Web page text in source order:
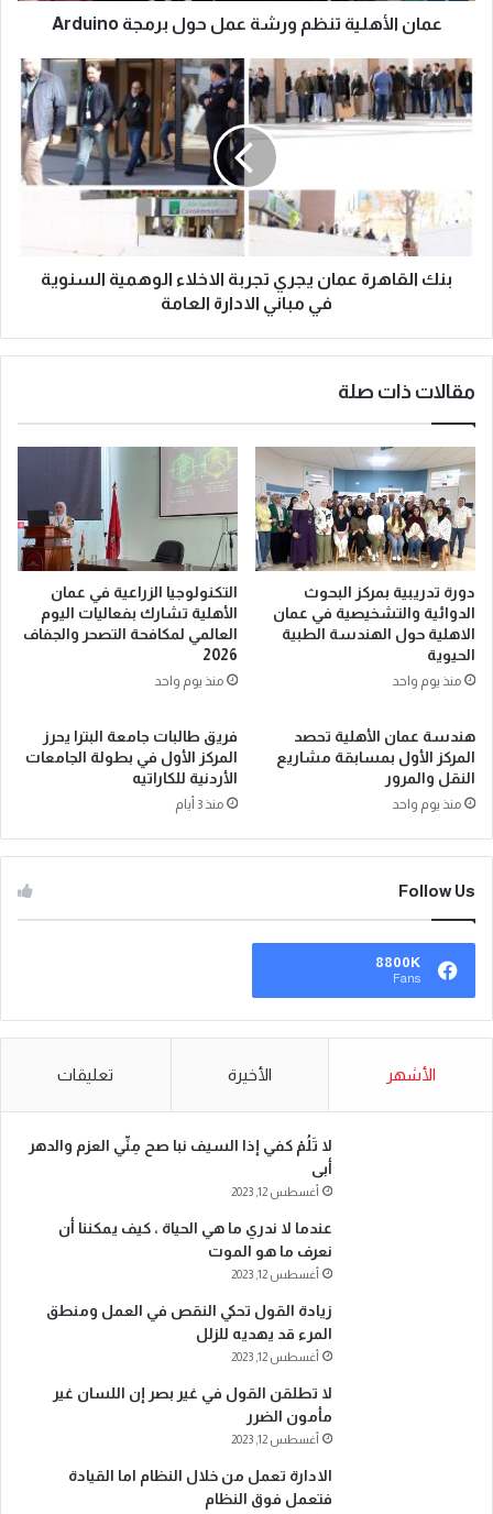
عمان الأهلية تنظم ورشة عمل حول برمجة Arduino
بنك القاهرة عمان يجري تجربة الاخلاء الوهمية السنوية
في مباني الادارة العامة
مقالات ذات صلة
دورة تدريبية بمركز البحوث
الدوائية والتشخيصية في عمان
الاهلية حول الهندسة الطبية
الحيوية
منذ يوم واحد
التكنولوجيا الزراعية في عمان
الأهلية تشارك بفعاليات اليوم
العالمي لمكافحة التصحر والجفاف
2026
منذ يوم واحد
هندسة عمان الأهلية تحصد
المركز الأول بمسابقة مشاريع
النقل والمرور
منذ يوم واحد
فريق طالبات جامعة البترا يحرز
المركز الأول في بطولة الجامعات
الأردنية للكاراتيه
منذ 3 أيام
Follow Us
8800K
Fans
الأشهر الأخيرة تعليقات
لا تَلُمْ كفي إذا السيف نبا صح مِنِّي العزم والدهر
أبى
أغسطس 12, 2023
عندما لا ندري ما هي الحياة ، كيف يمكننا أن
نعرف ما هو الموت
أغسطس 12, 2023
زيادة القول تحكي النقص في العمل ومنطق
المرء قد يهديه للزلل
أغسطس 12, 2023
لا تطلقن القول في غير بصر إن اللسان غير
مأمون الضرر
أغسطس 12, 2023
الادارة تعمل من خلال النظام اما القيادة
فتعمل فوق النظام